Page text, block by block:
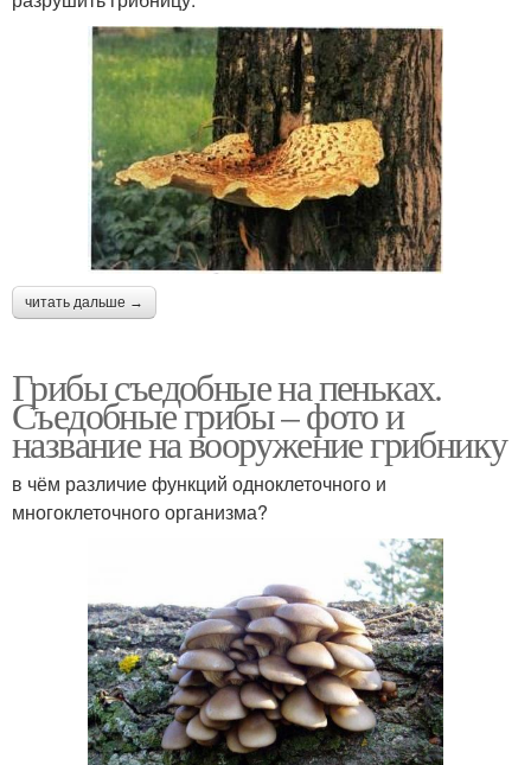
читать дальше →
Грибы съедобные на пеньках.
Съедобные грибы – фото и
название на вооружение грибнику
в чём различие функций одноклеточного и
многоклеточного организма?